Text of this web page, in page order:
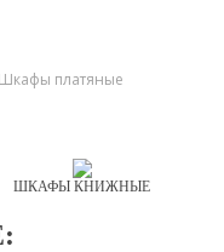
Шкафы платяные
ШКАФЫ КНИЖНЫЕ